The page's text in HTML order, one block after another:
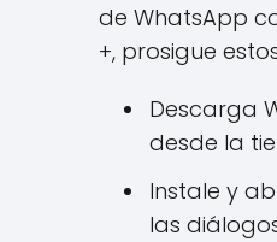
de WhatsApp
+, prosigue
Descarga
desde la
Instale y
las